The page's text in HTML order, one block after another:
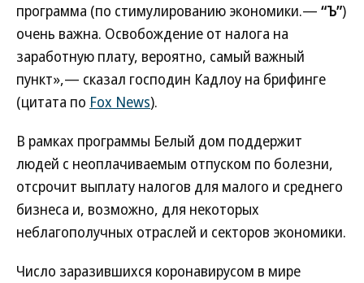
программа (по стимулированию экономики.— “Ъ”)
очень важна. Освобождение от налога на
заработную плату, вероятно, самый важный
пункт»,— сказал господин Кадлоу на брифинге
(цитата по Fox News).
В рамках программы Белый дом поддержит
людей с неоплачиваемым отпуском по болезни,
отсрочит выплату налогов для малого и среднего
бизнеса и, возможно, для некоторых
неблагополучных отраслей и секторов экономики.
Число заразившихся коронавирусом в мире